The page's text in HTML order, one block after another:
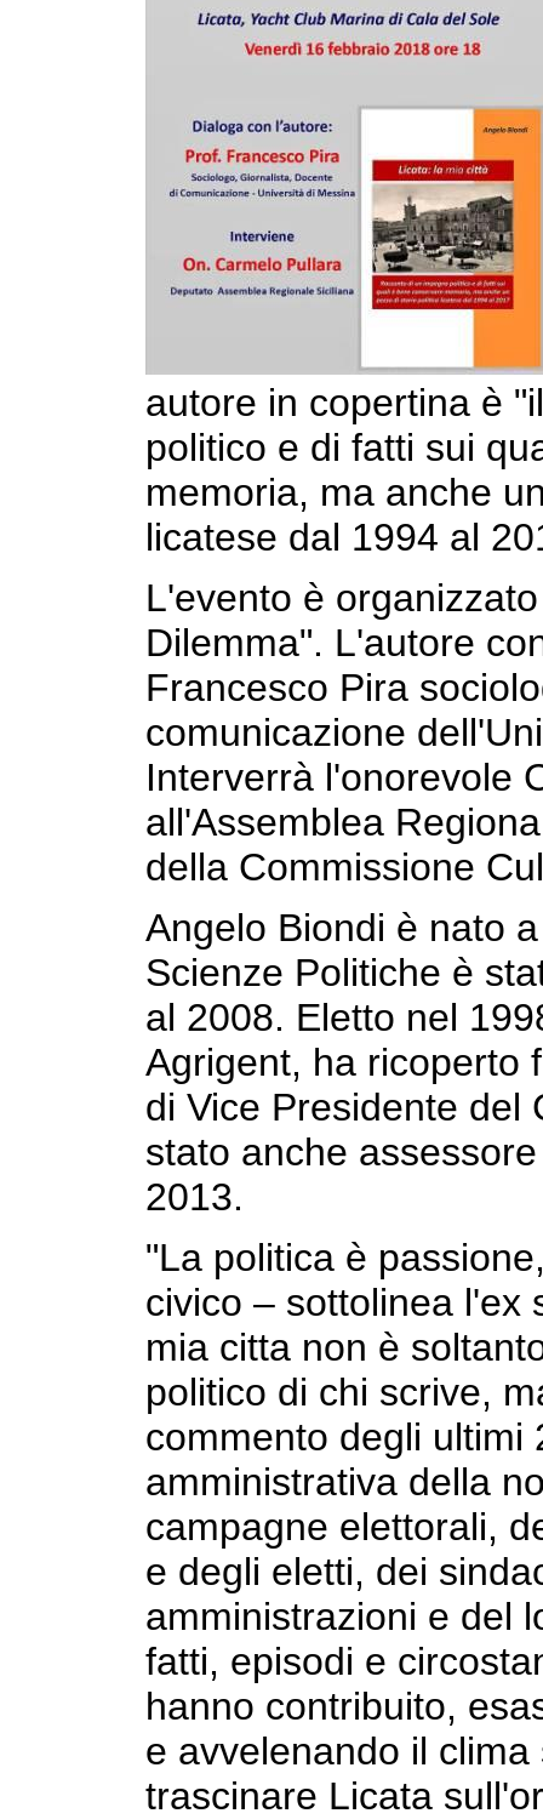
autore in copertina è
politico e di fatti sui
memoria, ma anche
licatese dal 1994 al
L'evento è
Dilemma". L'autore
Francesco Pira
comunicazione
Interverrà l'onorevole
all'Assemblea
della Commissione
Angelo Biondi è nato
Scienze Politiche è
al 2008. Eletto nel
Agrigent, ha ricoperto
di Vice Presidente del
stato anche
2013.
"La politica è
civico – sottolinea l'ex
mia citta non è
politico di chi scrive,
commento degli ultimi
amministrativa della
campagne elettorali,
e degli eletti, dei
amministrazioni e del
fatti, episodi e
hanno contribuito,
e avvelenando il
trascinare Licata